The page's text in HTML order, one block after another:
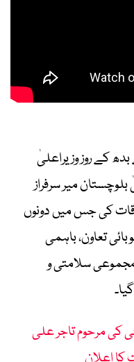
کے روز وزیراعلیٰ
میر سرفراز
کی جس میں دونوں
تعاون، باہمی
سلامتی و
کی مرحوم تاجر علی